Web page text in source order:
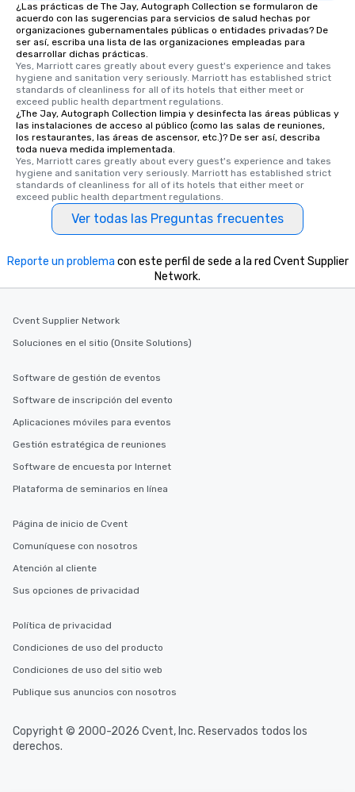
¿Las prácticas de The Jay, Autograph Collection se formularon de
acuerdo con las sugerencias para servicios de salud hechas por
organizaciones gubernamentales públicas o entidades privadas? De
ser así, escriba una lista de las organizaciones empleadas para
desarrollar dichas prácticas.
Yes, Marriott cares greatly about every guest's experience and takes
hygiene and sanitation very seriously. Marriott has established strict
standards of cleanliness for all of its hotels that either meet or
exceed public health department regulations.
¿The Jay, Autograph Collection limpia y desinfecta las áreas públicas y
las instalaciones de acceso al público (como las salas de reuniones,
los restaurantes, las áreas de ascensor, etc.)? De ser así, describa
toda nueva medida implementada.
Yes, Marriott cares greatly about every guest's experience and takes
hygiene and sanitation very seriously. Marriott has established strict
standards of cleanliness for all of its hotels that either meet or
exceed public health department regulations.
Ver todas las Preguntas frecuentes
Reporte un problema con este perfil de sede a la red Cvent Supplier
Network.
Cvent Supplier Network
Soluciones en el sitio (Onsite Solutions)
Software de gestión de eventos
Software de inscripción del evento
Aplicaciones móviles para eventos
Gestión estratégica de reuniones
Software de encuesta por Internet
Plataforma de seminarios en línea
Página de inicio de Cvent
Comuníquese con nosotros
Atención al cliente
Sus opciones de privacidad
Política de privacidad
Condiciones de uso del producto
Condiciones de uso del sitio web
Publique sus anuncios con nosotros
Copyright © 2000-2026 Cvent, Inc. Reservados todos los
derechos.